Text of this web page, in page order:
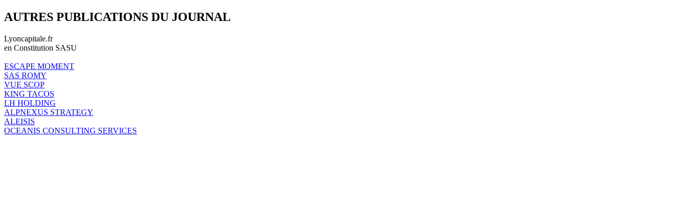
AUTRES PUBLICATIONS DU JOURNAL
Lyoncapitale.fr
en Constitution SASU
ESCAPE MOMENT
SAS ROMY
VUE SCOP
KING TACOS
LH HOLDING
ALPNEXUS STRATEGY
ALEISIS
OCEANIS CONSULTING SERVICES